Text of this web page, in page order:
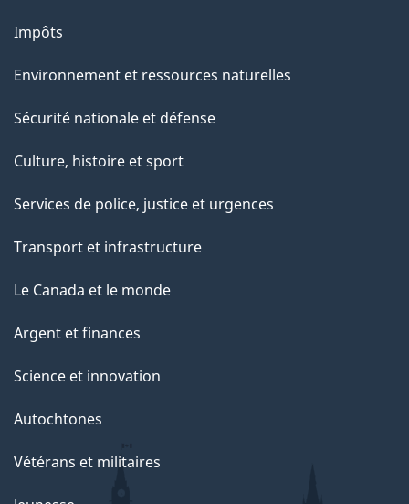
Impôts
Environnement et ressources naturelles
Sécurité nationale et défense
Culture, histoire et sport
Services de police, justice et urgences
Transport et infrastructure
Le Canada et le monde
Argent et finances
Science et innovation
Autochtones
Vétérans et militaires